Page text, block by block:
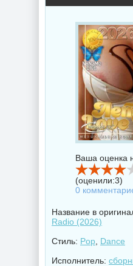
Ваша оценка
(оценили:3)
0
Название в
Radio (2026)
Стиль: Pop Dance
Исполнитель: